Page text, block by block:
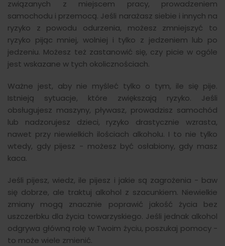
związanych z miejscem pracy, prowadzeniem
samochodu i przemocą. Jeśli narażasz siebie i innych na
ryzyko z powodu odurzenia, możesz zmniejszyć to
ryzyko pijąc mniej, wolniej i tylko z jedzeniem lub po
jedzeniu. Możesz też zastanowić się, czy picie w ogóle
jest wskazane w tych okolicznościach.
Ważne jest, aby nie myśleć tylko o tym, ile się pije.
Istnieją sytuacje, które zwiększają ryzyko. Jeśli
obsługujesz maszyny, pływasz, prowadzisz samochód
lub nadzorujesz dzieci, ryzyko drastycznie wzrasta,
nawet przy niewielkich ilościach alkoholu. I to nie tylko
wtedy, gdy pijesz - możesz być osłabiony, gdy masz
kaca.
Jeśli pijesz, wiedz, ile pijesz i jakie są zagrożenia - baw
się dobrze, ale traktuj alkohol z szacunkiem. Niewielkie
zmiany mogą znacznie poprawić jakość życia bez
uszczerbku dla życia towarzyskiego. Jeśli jednak alkohol
odgrywa główną rolę w Twoim życiu, poszukaj pomocy -
to może wiele zmienić.